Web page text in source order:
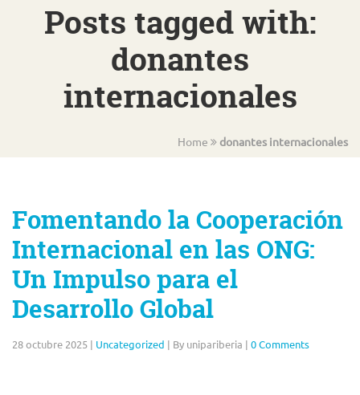
Posts tagged with:
donantes
internacionales
Home donantes internacionales
Fomentando la Cooperación
Internacional en las ONG:
Un Impulso para el
Desarrollo Global
28 octubre 2025 | Uncategorized | By unipariberia | 0 Comments